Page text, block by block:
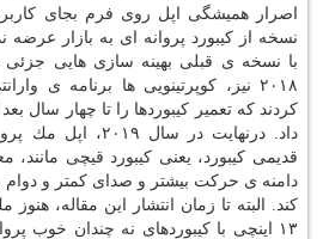
اصرار همیشگی اپل روی فرم بجای
نسخه از كیبورد پروانه ای به بازار عرضه
با نسخه ی قبلی بهینه سازی هایی جزئی
۲۰۱۸ نیز، كوپرتینویی ها برنامه ی
كردند كه تعمیر كیبوردها را تا چهار سال
قدیمی كیبورد، یعنی كیبورد قیچی
دامنه ی حركت بیشتر و صدای كمتر و دوام
كند. البته تا زمان انتشار این مقاله،
۱۳ اینچی با كیبوردهای نه چندان خوب